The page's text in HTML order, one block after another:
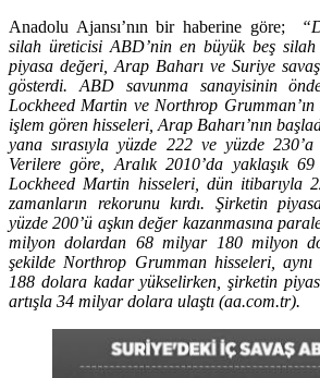
Anadolu Ajansı’nın bir haberine göre;
silah üreticisi ABD’nin en büyük beş
piyasa değeri, Arap Baharı ve Suriye
gösterdi. ABD savunma sanayisinin
Lockheed Martin ve Northrop Grumman’ın
işlem gören hisseleri, Arap Baharı’nın
yana sırasıyla yüzde 222 ve yüzde 230’a
Verilere göre, Aralık 2010’da yaklaşık
Lockheed Martin hisseleri, dün itibarıyla
zamanların rekorunu kırdı. Şirketin
yüzde 200’ü aşkın değer kazanmasına
milyon dolardan 68 milyar 180 milyon
şekilde Northrop Grumman hisseleri,
188 dolara kadar yükselirken, şirketin
artışla 34 milyar dolara ulaştı (aa.com.tr).